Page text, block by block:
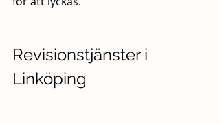
Revisionstjänster i
Linköping